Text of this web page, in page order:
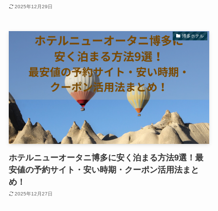
2025年12月29日
博多ホテル
ホテルニューオータニ博多に安く泊まる方法9選！最
安値の予約サイト・安い時期・クーポン活用法まと
め！
2025年12月27日